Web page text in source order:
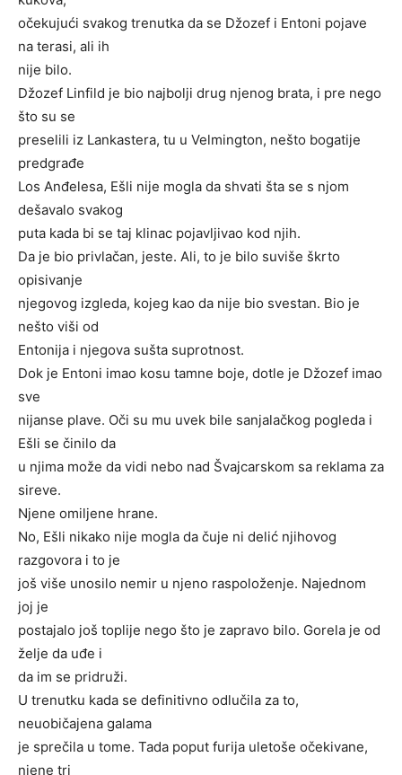
očekujući svakog trenutka da se Džozef i Entoni pojave
na terasi, ali ih
nije bilo.
Džozef Linfild je bio najbolji drug njenog brata, i pre nego
što su se
preselili iz Lankastera, tu u Velmington, nešto bogatije
predgrađe
Los Anđelesa, Ešli nije mogla da shvati šta se s njom
dešavalo svakog
puta kada bi se taj klinac pojavljivao kod njih.
Da je bio privlačan, jeste. Ali, to je bilo suviše škrto
opisivanje
njegovog izgleda, kojeg kao da nije bio svestan. Bio je
nešto viši od
Entonija i njegova sušta suprotnost.
Dok je Entoni imao kosu tamne boje, dotle je Džozef imao
sve
nijanse plave. Oči su mu uvek bile sanjalačkog pogleda i
Ešli se činilo da
u njima može da vidi nebo nad Švajcarskom sa reklama za
sireve.
Njene omiljene hrane.
No, Ešli nikako nije mogla da čuje ni delić njihovog
razgovora i to je
još više unosilo nemir u njeno raspoloženje. Najednom
joj je
postajalo još toplije nego što je zapravo bilo. Gorela je od
želje da uđe i
da im se pridruži.
U trenutku kada se definitivno odlučila za to,
neuobičajena galama
je sprečila u tome. Tada poput furija uletoše očekivane,
njene tri